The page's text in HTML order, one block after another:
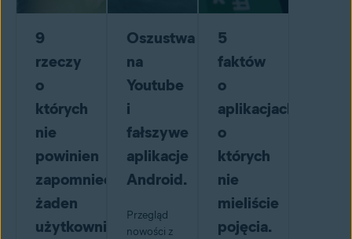
9
rzeczy
o
których
nie
powinien
zapomnieć
żaden
użytkownik
Oszustwa
na
Youtube
i
fałszywe
aplikacje
Android.
Przegląd
nowości z
5
faktów
o
aplikacjach,
o
których
nie
mieliście
pojęcia.